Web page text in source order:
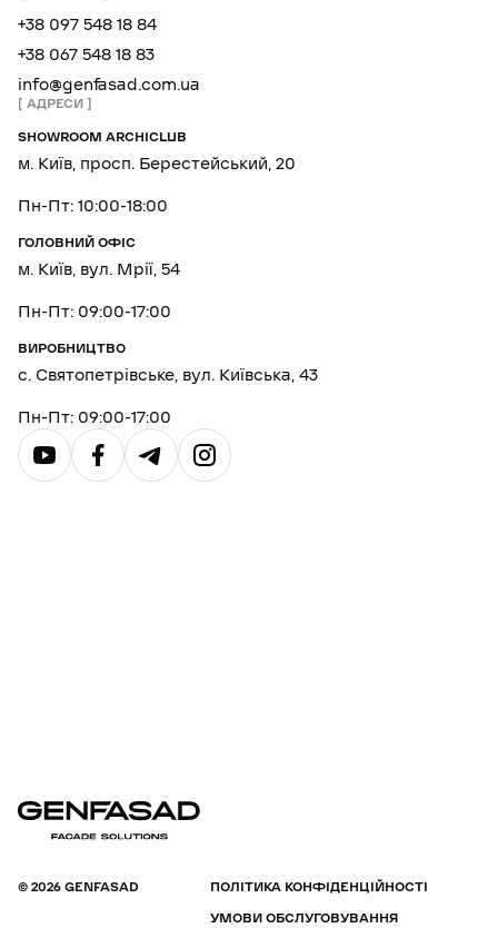
+38 097 548 18 84
+38 067 548 18 83
info@genfasad.com.ua
АДРЕСИ
SHOWROOM ARCHICLUB
м. Київ, просп. Берестейський, 20
Пн-Пт: 10:00-18:00
ГОЛОВНИЙ ОФІС
м. Київ, вул. Мрії, 54
Пн-Пт: 09:00-17:00
ВИРОБНИЦТВО
с. Святопетрівське, вул. Київська, 43
Пн-Пт: 09:00-17:00
© 2026 GENFASAD
ПОЛІТИКА КОНФІДЕНЦІЙНОСТІ
УМОВИ ОБСЛУГОВУВАННЯ